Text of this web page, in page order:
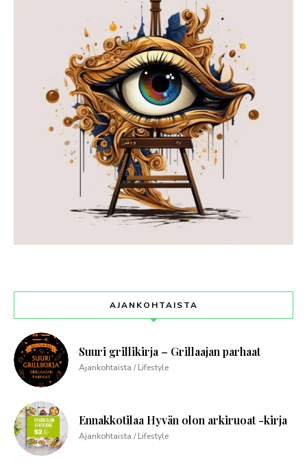
AJANKOHTAISTA
Suuri grillikirja – Grillaajan parhaat
Ajankohtaista / Lifestyle
Ennakkotilaa Hyvän olon arkiruoat -kirja
Ajankohtaista / Lifestyle